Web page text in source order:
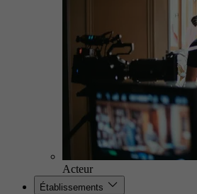
Acteur
Établissements